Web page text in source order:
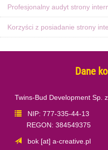
Profesjonalny audyt strony
Korzyści z posiadanie strony
Dane
Twins-Bud Development Sp. z
NIP: 777-335-44-13
REGON: 384549375
bok [at] a-creative.pl